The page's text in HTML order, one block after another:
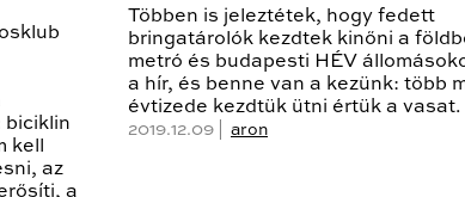
biciklin
kell
az
a
Többen is jeleztétek, hogy fedett
bringatárolók kezdtek kinőni a
metró és budapesti HÉV
a hír, és benne van a kezünk: több
évtizede kezdtük ütni értük a vasat.
2019.12.09 | aron